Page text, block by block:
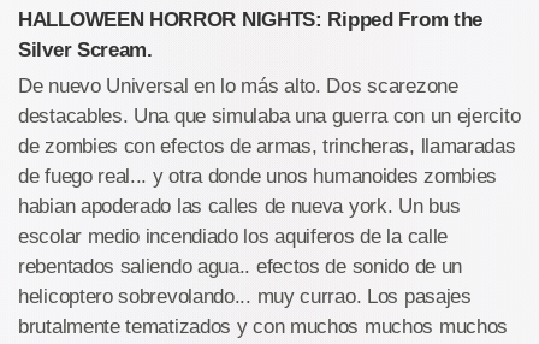
HALLOWEEN HORROR NIGHTS: Ripped From the
Silver Scream.
De nuevo Universal en lo más alto. Dos scarezone
destacables. Una que simulaba una guerra con un ejercito
de zombies con efectos de armas, trincheras, llamaradas
de fuego real... y otra donde unos humanoides zombies
habian apoderado las calles de nueva york. Un bus
escolar medio incendiado los aquiferos de la calle
rebentados saliendo agua.. efectos de sonido de un
helicoptero sobrevolando... muy currao. Los pasajes
brutalmente tematizados y con muchos muchos muchos